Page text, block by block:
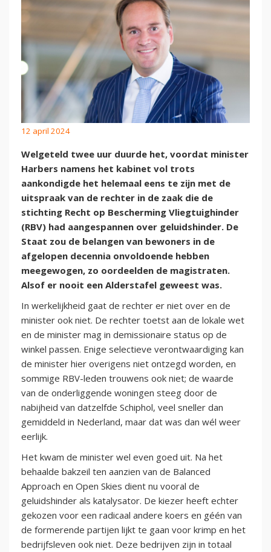
12 april 2024
Welgeteld twee uur duurde het, voordat minister
Harbers namens het kabinet vol trots
aankondigde het helemaal eens te zijn met de
uitspraak van de rechter in de zaak die de
stichting Recht op Bescherming Vliegtuighinder
(RBV) had aangespannen over geluidshinder. De
Staat zou de belangen van bewoners in de
afgelopen decennia onvoldoende hebben
meegewogen, zo oordeelden de magistraten.
Alsof er nooit een Alderstafel geweest was.
In werkelijkheid gaat de rechter er niet over en de
minister ook niet. De rechter toetst aan de lokale wet
en de minister mag in demissionaire status op de
winkel passen. Enige selectieve verontwaardiging kan
de minister hier overigens niet ontzegd worden, en
sommige RBV-leden trouwens ook niet; de waarde
van de onderliggende woningen steeg door de
nabijheid van datzelfde Schiphol, veel sneller dan
gemiddeld in Nederland, maar dat was dan wél weer
eerlijk.
Het kwam de minister wel even goed uit. Na het
behaalde bakzeil ten aanzien van de Balanced
Approach en Open Skies dient nu vooral de
geluidshinder als katalysator. De kiezer heeft echter
gekozen voor een radicaal andere koers en géén van
de formerende partijen lijkt te gaan voor krimp en het
bedrijfsleven ook niet. Deze bedrijven zijn in totaal